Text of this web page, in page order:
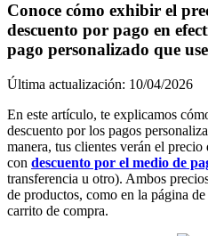
Conoce cómo exhibir el
descuento por pago en
pago personalizado que
Última actualización: 10/04/2026
En este artículo, te explicamos
descuento por los pagos
manera, tus clientes verán el
con descuento por el medio de
transferencia u otro). Ambos
de productos, como en la página
carrito de compra.